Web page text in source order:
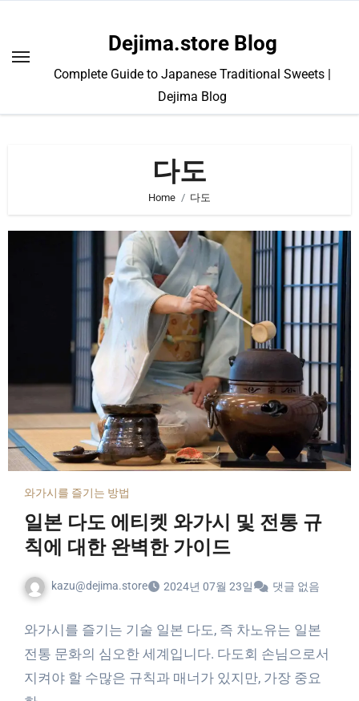
content
Dejima.store Blog
Complete Guide to Japanese Traditional Sweets |
Dejima Blog
다도
Home 다도
와가시를 즐기는 방법
일본 다도 에티켓 와가시 및 전통 규
칙에 대한 완벽한 가이드
kazu@dejima.store 2024년 07월 23일 댓글 없음
와가시를 즐기는 기술 일본 다도, 즉 차노유는 일본
전통 문화의 심오한 세계입니다. 다도회 손님으로서
지켜야 할 수많은 규칙과 매너가 있지만, 가장 중요